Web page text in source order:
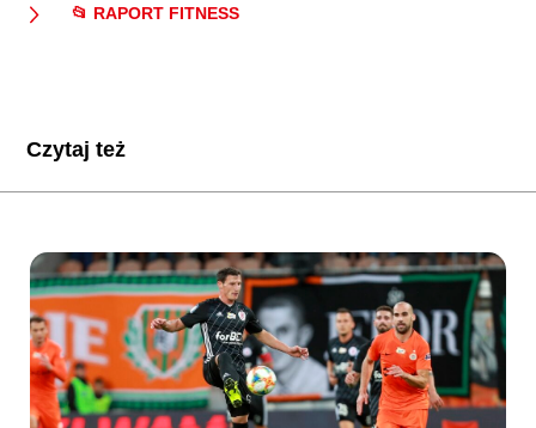
📂 RAPORT FITNESS
Czytaj też